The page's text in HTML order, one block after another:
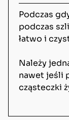
Podczas
podczas
łatwo i
Należy
nawet jeśli
cząsteczki